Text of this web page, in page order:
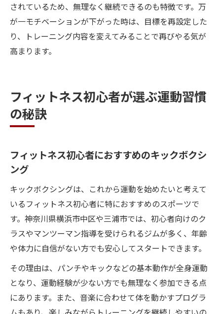
されているため、無理なく継続できるのも特徴です。万
が一モチベーションが下がった時は、目標を再設定した
り、トレーニング内容を変えてみることで再びやる気が
高まります。
フィットネス初心者が選ぶ運動習慣
の秘訣
フィットネス初心者におすすめのキックボクシ
ング
キックボクシングは、これから運動を始めたいと考えて
いるフィットネス初心者に特におすすめのスポーツで
す。神奈川県横浜市中区や三浦市では、初心者向けのク
ラスやマンツーマン指導を受けられるジムが多く、年齢
や体力に自信がない方でも安心してスタートできます。
その理由は、パンチやキックなどの基本動作が全身運動
となり、運動経験が少ない方でも無理なく参加できる点
にあります。また、音楽に合わせて体を動かすプログラ